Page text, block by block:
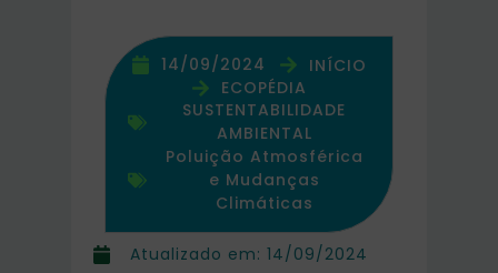
Atualizado em: 14/09/2024
14/09/2024
INÍCIO
ECOPÉDIA
SUSTENTABILIDADE
AMBIENTAL
Poluição Atmosférica
e Mudanças
Climáticas